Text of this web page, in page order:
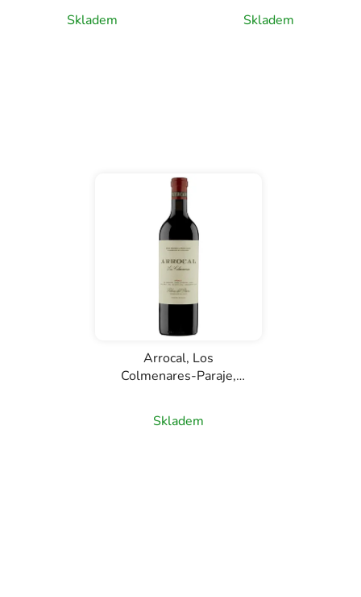
Skladem
0,75l
Skladem
Arrocal, Los
Colmenares-Paraje,
červené víno, 0,75
Skladem